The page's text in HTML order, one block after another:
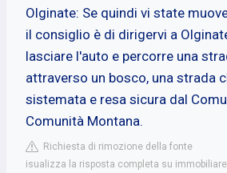
Olginate: Se quindi vi state
il consiglio è di dirigervi a
lasciare l'auto e percorre una
attraverso un bosco, una strada
sistemata e resa sicura dal
Comunità Montana.
Richiesta di rimozione della fonte
isualizza la risposta completa su